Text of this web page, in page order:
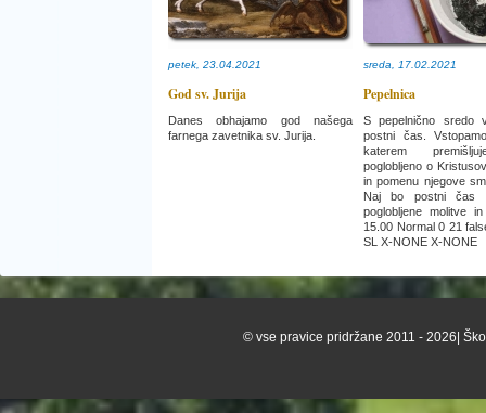
petek, 23.04.2021
God sv. Jurija
Danes obhajamo god našega
farnega zavetnika sv. Jurija.
sreda, 17.02.2021
Pepelnica
S pepelnično sredo
postni čas.
katerem
poglobljeno o
in pomenu njegove
Naj bo postni čas
poglobljene molitve
15.00 Normal 0 21
SL X-NONE X-NONE
© vse pravice pridržane 2011 - 2026|